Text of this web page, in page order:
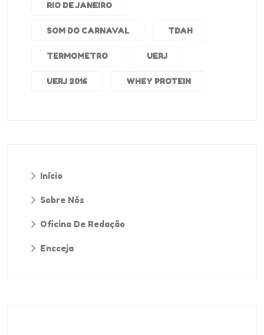
RIO DE JANEIRO
SOM DO CARNAVAL TDAH
TERMOMETRO UERJ
UERJ 2016 WHEY PROTEIN
Início
Sobre Nós
Oficina De Redação
Encceja